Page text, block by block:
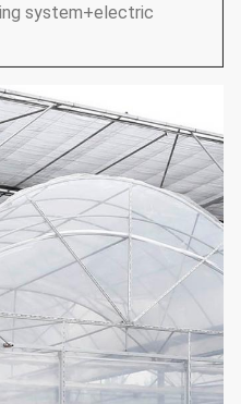
system+electric